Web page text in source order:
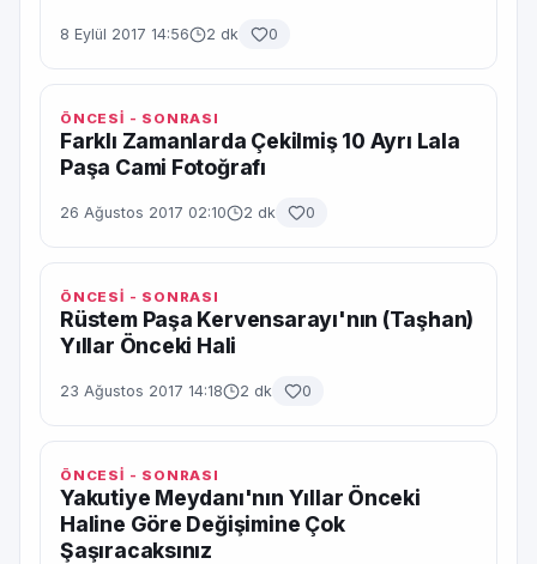
8 Eylül 2017 14:56 2 dk 0
ÖNCESİ - SONRASI
Farklı Zamanlarda Çekilmiş 10 Ayrı Lala
Paşa Cami Fotoğrafı
26 Ağustos 2017 02:10 2 dk 0
ÖNCESİ - SONRASI
Rüstem Paşa Kervensarayı'nın (Taşhan)
Yıllar Önceki Hali
23 Ağustos 2017 14:18 2 dk 0
ÖNCESİ - SONRASI
Yakutiye Meydanı'nın Yıllar Önceki
Haline Göre Değişimine Çok
Şaşıracaksınız